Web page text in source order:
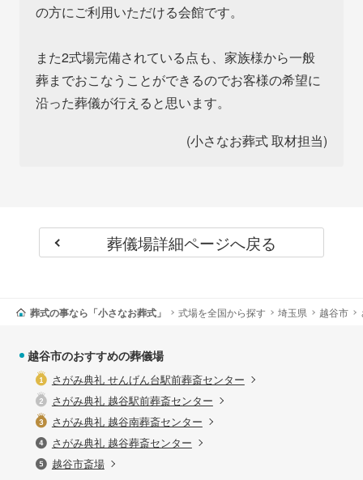
の方にご利用いただける会館です。
また2式場完備されている点も、家族様から一般
葬までおこなうことができるのでお客様の希望に
沿った葬儀が行えると思います。
(小さなお葬式 取材担当)
葬儀場詳細ページへ戻る
葬式の事なら「小さなお葬式」 式場を全国から探す 埼玉県 越谷市
越谷市のおすすめの葬儀場
さがみ典礼 せんげん台駅前葬斎センター
さがみ典礼 越谷駅前葬斎センター
さがみ典礼 越谷南葬斎センター
さがみ典礼 越谷葬斎センター
越谷市斎場